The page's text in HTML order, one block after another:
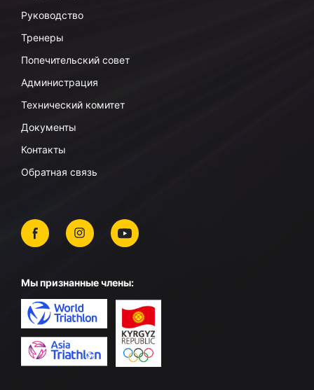
Руководство
Тренеры
Попечительский совет
Администрация
Технический комитет
Документы
Контакты
Обратная связь
Мы признанные члены: